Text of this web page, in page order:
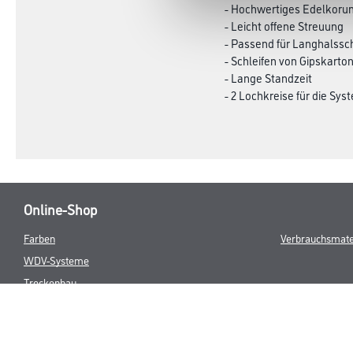
- Hochwertiges
- Leicht offene Streuung
- Passend für
- Schleifen von
- Lange Standzeit
- 2 Lochkreise für die
Online-Shop
Farben
WDV-Systeme
Trockenbau